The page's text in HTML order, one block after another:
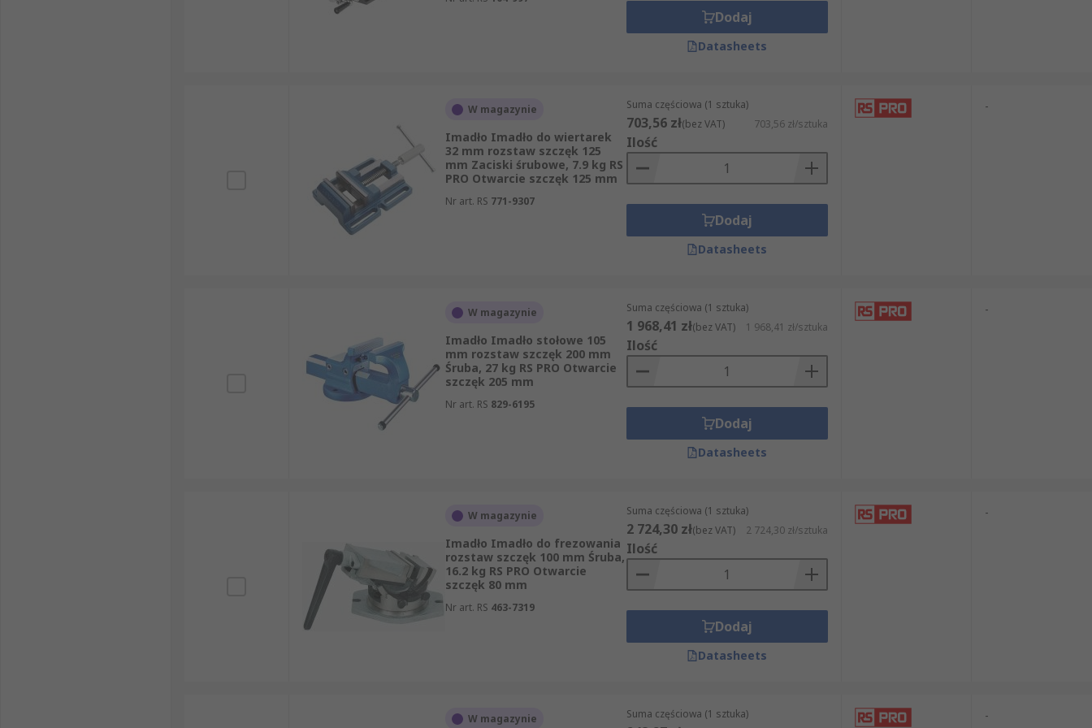
Dodaj
Datasheets
W magazynie
Imadło Imadło do wiertarek
32 mm rozstaw szczęk 125
mm Zaciski śrubowe, 7.9 kg RS
PRO Otwarcie szczęk 125 mm
Nr art. RS 771-9307
Suma częściowa (1 sztuka)
703,56 zł(bez VAT) 703,56 zł/sztuka
Ilość
Dodaj
Datasheets
-
W magazynie
Imadło Imadło stołowe 105
mm rozstaw szczęk 200 mm
Śruba, 27 kg RS PRO Otwarcie
szczęk 205 mm
Nr art. RS 829-6195
Suma częściowa (1 sztuka)
1 968,41 zł(bez VAT) 1 968,41 zł/sztuka
Ilość
Dodaj
Datasheets
-
W magazynie
Imadło Imadło do frezowania
rozstaw szczęk 100 mm Śruba,
16.2 kg RS PRO Otwarcie
szczęk 80 mm
Nr art. RS 463-7319
Suma częściowa (1 sztuka)
2 724,30 zł(bez VAT) 2 724,30 zł/sztuka
Ilość
Dodaj
Datasheets
-
W magazynie Suma częściowa (1 sztuka) -